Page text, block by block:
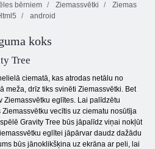
bērniem Ziemassvētki
Ziemas
android
koks
Tree
ciematā, kas atrodas netālu no
meža, drīz tiks svinēti Ziemassvētki. Bet
Ziemassvētku eglītes. Lai palīdzētu
vecītis uz ciematu nosūtīja
Gravity Tree būs jāpalīdz viņai nokļūt
eglītei jāpārvar daudz dažādu
būs jānoklikšķina uz ekrāna ar peli, lai